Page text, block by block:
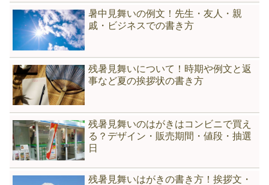
暑中見舞いの例文！先生・友人・親
戚・ビジネスでの書き方
残暑見舞いについて！時期や例文と返
事など夏の挨拶状の書き方
残暑見舞いのはがきはコンビニで買え
る？デザイン・販売期間・値段・抽選
日
残暑見舞いはがきの書き方！挨拶文・